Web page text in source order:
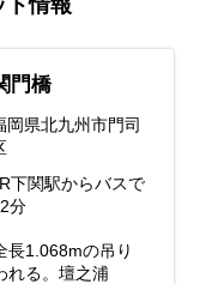
力を存分に味わえ
ト情報
門橋
岡県北九州市門司
下関駅からバスで
分
長1.068mの吊り
れる。壇之浦